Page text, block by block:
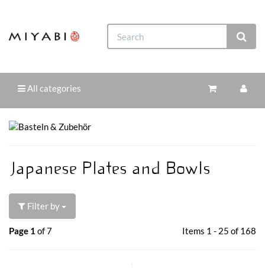
All categories
Japanese Plates and Bowls
Filter by
Page 1 of 7 Items 1 - 25 of 168